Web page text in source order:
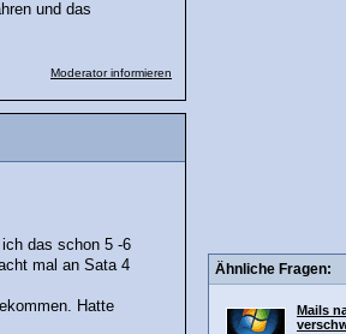
und das
Moderator informieren
das schon 5 -6
mal an Sata 4
Hatte
Ähnliche Fragen:
Mails